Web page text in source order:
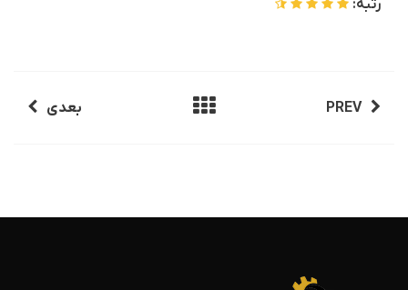
رتبه:
PREV بعدی